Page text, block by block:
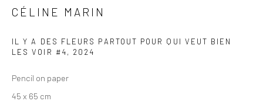
CÉLINE MARIN
IL Y A DES FLEURS PARTOUT POUR QUI VEUT BIEN
LES VOIR #4, 2024
Pencil on paper
45 x 65 cm